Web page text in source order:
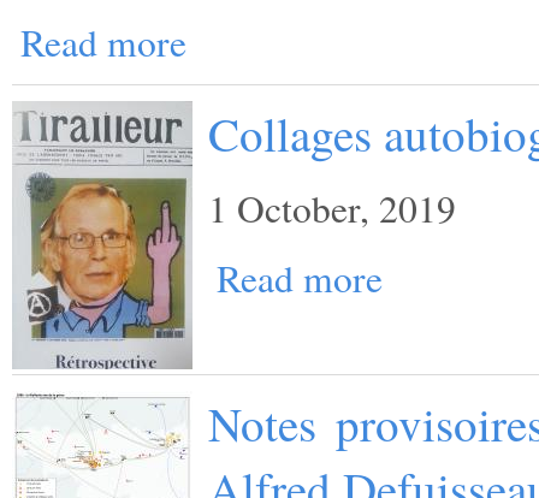
Read more
Collages
1 October, 2019
Read more
Notes